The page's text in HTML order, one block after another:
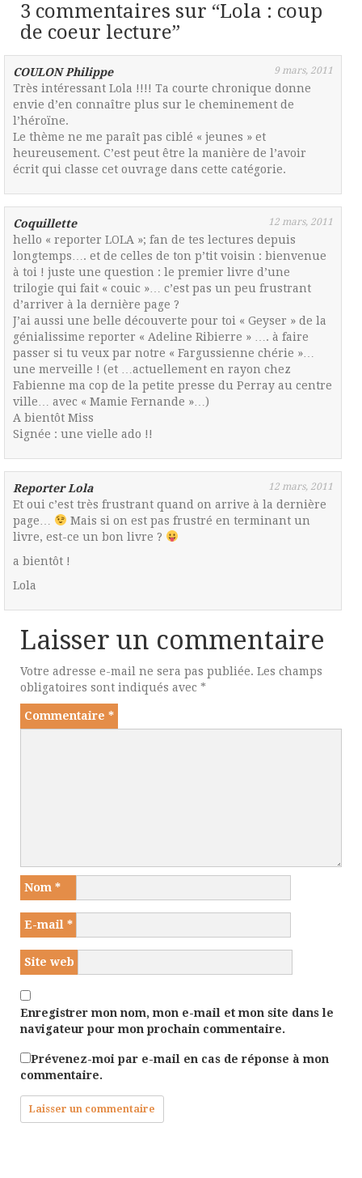
3 commentaires sur “Lola : coup
de coeur lecture”
COULON Philippe 9 mars, 2011
Très intéressant Lola !!!! Ta courte chronique donne
envie d’en connaître plus sur le cheminement de
l’héroïne.
Le thème ne me paraît pas ciblé « jeunes » et
heureusement. C’est peut être la manière de l’avoir
écrit qui classe cet ouvrage dans cette catégorie.
Coquillette 12 mars, 2011
hello « reporter LOLA »; fan de tes lectures depuis
longtemps…. et de celles de ton p’tit voisin : bienvenue
à toi ! juste une question : le premier livre d’une
trilogie qui fait « couic »… c’est pas un peu frustrant
d’arriver à la dernière page ?
J’ai aussi une belle découverte pour toi « Geyser » de la
génialissime reporter « Adeline Ribierre » …. à faire
passer si tu veux par notre « Fargussienne chérie »…
une merveille ! (et …actuellement en rayon chez
Fabienne ma cop de la petite presse du Perray au centre
ville… avec « Mamie Fernande »…)
A bientôt Miss
Signée : une vielle ado !!
Reporter Lola 12 mars, 2011
Et oui c’est très frustrant quand on arrive à la dernière
page…
Mais si on est pas frustré en terminant un
livre, est-ce un bon livre ?
a bientôt !
Lola
Laisser un commentaire
Votre adresse e-mail ne sera pas publiée. Les champs
obligatoires sont indiqués avec *
Commentaire *
Nom *
E-mail *
Site web
Enregistrer mon nom, mon e-mail et mon site dans le
navigateur pour mon prochain commentaire.
Prévenez-moi par e-mail en cas de réponse à mon
commentaire.